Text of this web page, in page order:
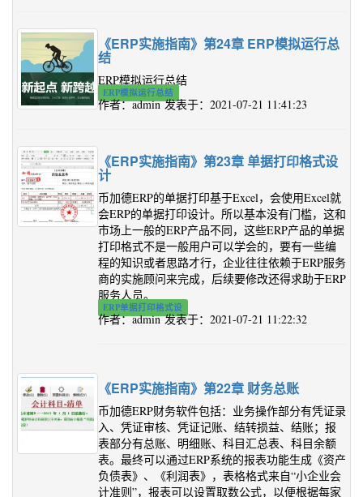
《ERP实施指南》第24章 ERP模拟运行总
结
ERP模拟运行总结
ERP模拟运行总结
作者：admin 发表于：2021-07-21 11:41:23
《ERP实施指南》第23章 单据打印格式设
计
币加德ERP的单据打印基于Excel，会使用Excel就
会ERP的单据打印设计。所以基本没有门槛，这和
市场上一般的ERP产品不同，这些ERP产品的单据
打印格式不是一般用户可以学会的，要有一些编
程的知识或者思路才行，企业往往依赖于ERP服务
商的实施顾问来完成，后续要修改还得求助于ERP
服务人员。
ERP单据打印格式设
作者：admin 发表于：2021-07-21 11:22:32
《ERP实施指南》第22章 财务总账
币加德ERP财务软件包括：业务操作部分有凭证录
入、凭证审核、凭证记账、结转损益、结账；报
表部分有总账、明细账、科目汇总表、科目余额
表。最终可以通过ERP系统的报表功能生成《资产
负债表》、《利润表》，表格格式来自“小企业会
计准则”，报表可以设置取数公式，以便根据每家